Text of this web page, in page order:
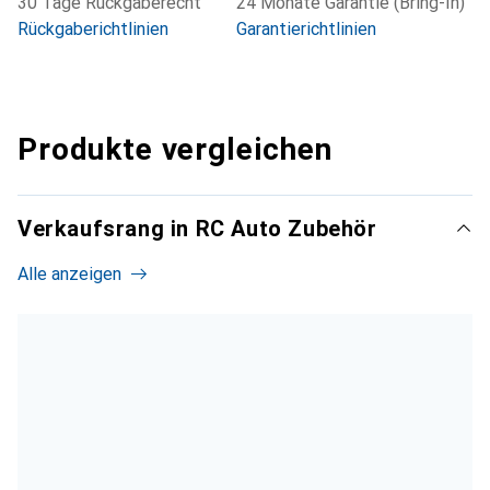
Rückgaberichtlinien
Garantierichtlinien
Produkte vergleichen
Verkaufsrang in RC Auto Zubehör
Alle anzeigen